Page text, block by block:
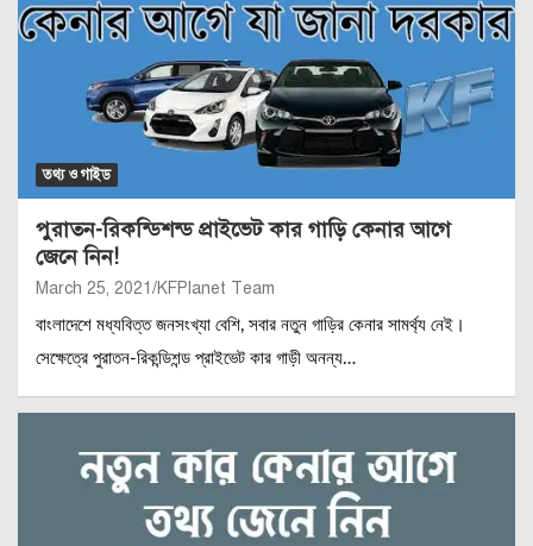
তথ্য ও গাইড
পুরাতন-রিকন্ডিশন্ড প্রাইভেট কার গাড়ি কেনার আগে
জেনে নিন!
March 25, 2021 KFPlanet Team
বাংলাদেশে মধ্যবিত্ত জনসংখ্যা বেশি, সবার নতুন গাড়ির কেনার সামর্থ্য নেই।
সেক্ষেত্রে পুরাতন-রিকন্ডিশন্ড প্রাইভেট কার গাড়ী অনন্য…